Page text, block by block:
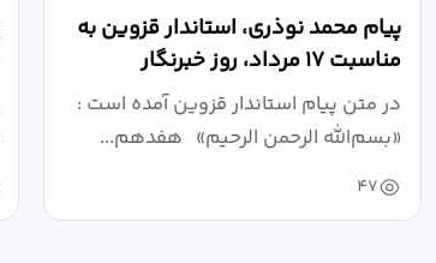
پیام محمد نوذری، استاندار قزوین به
مناسبت ۱۷ مرداد، روز خبرنگار
در متن پیام استاندار قزوین آمده است :
«بسم‌الله الرحمن الرحیم» هفدهم...
47